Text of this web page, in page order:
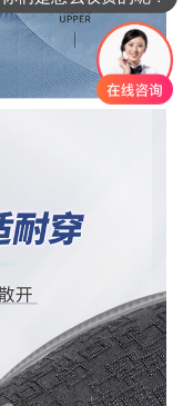
现在有优惠活动么？